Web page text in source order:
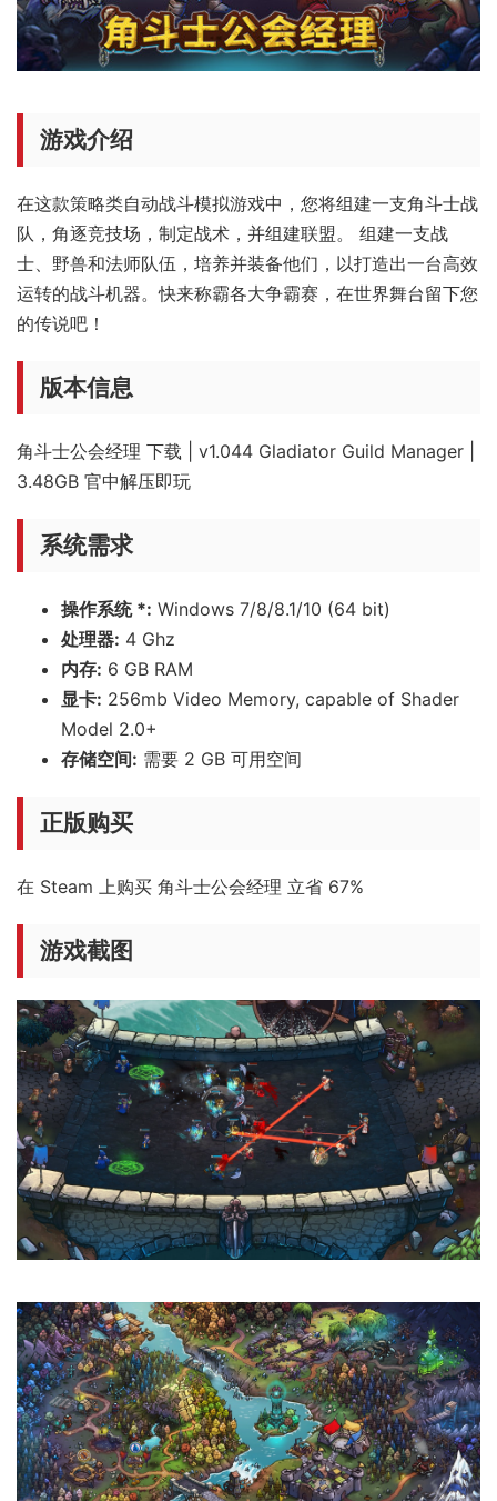
游戏介绍
在这款策略类自动战斗模拟游戏中，您将组建一支角斗士战
队，角逐竞技场，制定战术，并组建联盟。 组建一支战
士、野兽和法师队伍，培养并装备他们，以打造出一台高效
运转的战斗机器。快来称霸各大争霸赛，在世界舞台留下您
的传说吧！
版本信息
角斗士公会经理 下载 | v1.044 Gladiator Guild Manager |
3.48GB 官中解压即玩
系统需求
操作系统 *: Windows 7/8/8.1/10 (64 bit)
处理器: 4 Ghz
内存: 6 GB RAM
显卡: 256mb Video Memory, capable of Shader
Model 2.0+
存储空间: 需要 2 GB 可用空间
正版购买
在 Steam 上购买 角斗士公会经理 立省 67%
游戏截图